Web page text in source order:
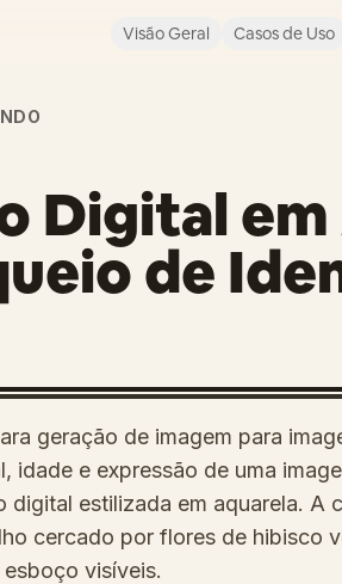
Visão Geral Casos de Uso
Digital
de
geração de imagem para
idade e expressão de uma
digital estilizada em aquarela. A
cercado por flores de hibisco
visíveis.